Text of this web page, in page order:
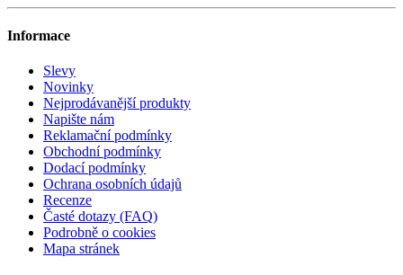
Informace
Slevy
Novinky
Nejprodávanější produkty
Napište nám
Reklamační podmínky
Obchodní podmínky
Dodací podmínky
Ochrana osobních údajů
Recenze
Časté dotazy (FAQ)
Podrobně o cookies
Mapa stránek